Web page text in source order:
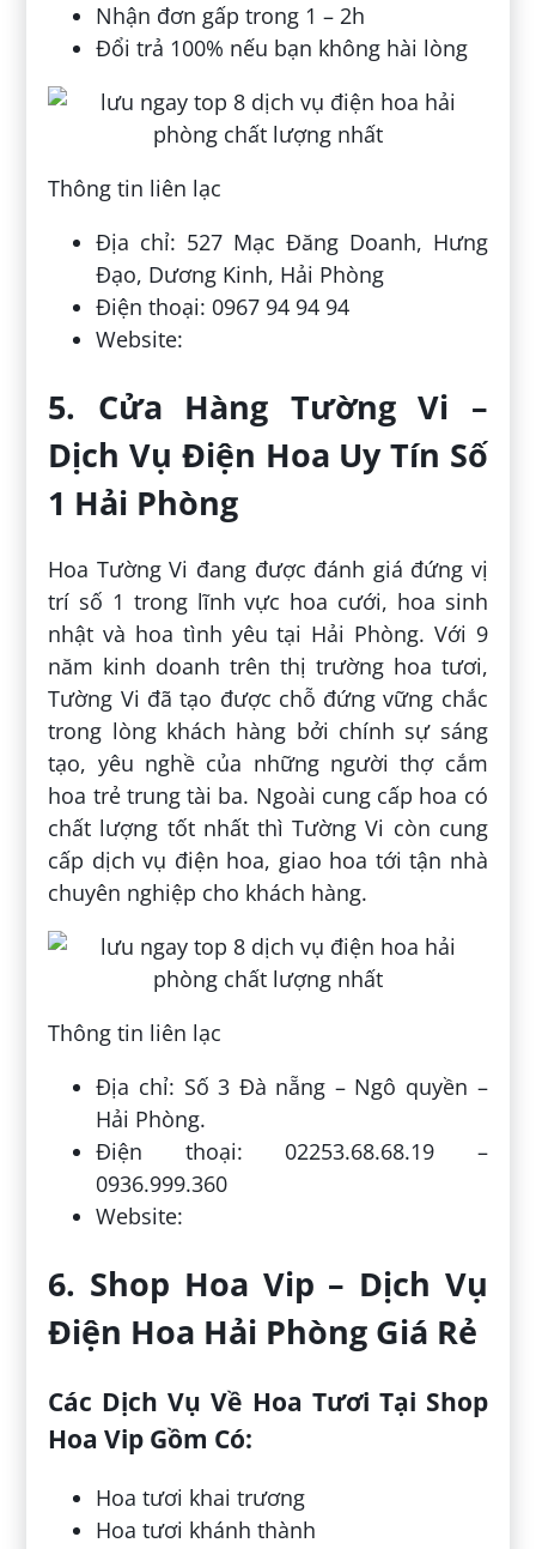
​​​Nhận đơn gấp trong 1 – 2h
​​​​​​Đổi trả 100% nếu bạn không hài lòng
Thông tin liên lạc
Địa chỉ: 527 Mạc Đăng Doanh, Hưng
Đạo, Dương Kinh, Hải Phòng
Điện thoại: 0967 94 94 94
Website:
5. Cửa Hàng Tường Vi –
Dịch Vụ Điện Hoa Uy Tín Số
1 Hải Phòng
Hoa Tường Vi đang được đánh giá đứng vị
trí số 1 trong lĩnh vực hoa cưới, hoa sinh
nhật và hoa tình yêu tại Hải Phòng. Với 9
năm kinh doanh trên thị trường hoa tươi,
Tường Vi đã tạo được chỗ đứng vững chắc
trong lòng khách hàng bởi chính sự sáng
tạo, yêu nghề của những người thợ cắm
hoa trẻ trung tài ba. Ngoài cung cấp hoa có
chất lượng tốt nhất thì Tường Vi còn cung
cấp dịch vụ điện hoa, giao hoa tới tận nhà
chuyên nghiệp cho khách hàng.
Thông tin liên lạc
Địa chỉ: Số 3 Đà nẵng – Ngô quyền –
Hải Phòng.
Điện thoại: 02253.68.68.19 –
0936.999.360
Website:
6. Shop Hoa Vip – Dịch Vụ
Điện Hoa Hải Phòng Giá Rẻ
Các Dịch Vụ Về Hoa Tươi Tại Shop
Hoa Vip Gồm Có:
Hoa tươi khai trương
Hoa tươi khánh thành